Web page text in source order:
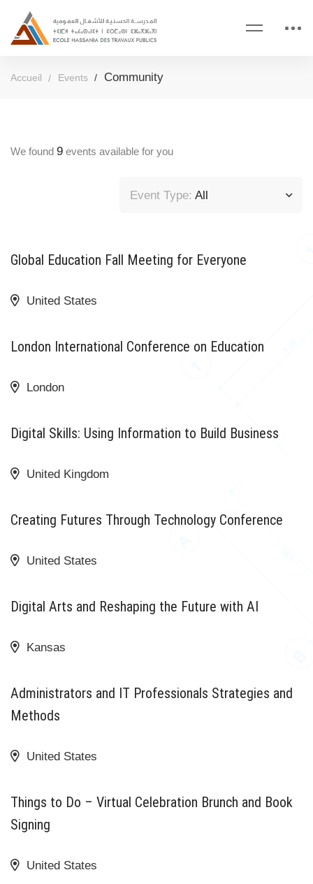
Accueil Events Community
We found 9 events available for you
Event Type: All
Global Education Fall Meeting for Everyone
United States
9 NOVEMBRE 2020
London International Conference on Education
London
31 DÉCEMBRE 2020
Digital Skills: Using Information to Build Business
United Kingdom
23 AOÛT 2020
Creating Futures Through Technology Conference
United States
18 AOÛT 2020
Digital Arts and Reshaping the Future with AI
Kansas
18 AOÛT 2020
Administrators and IT Professionals Strategies and
Methods
United States
14 NOVEMBRE 2020
Things to Do – Virtual Celebration Brunch and Book
Signing
United States
9 OCTOBRE 2020